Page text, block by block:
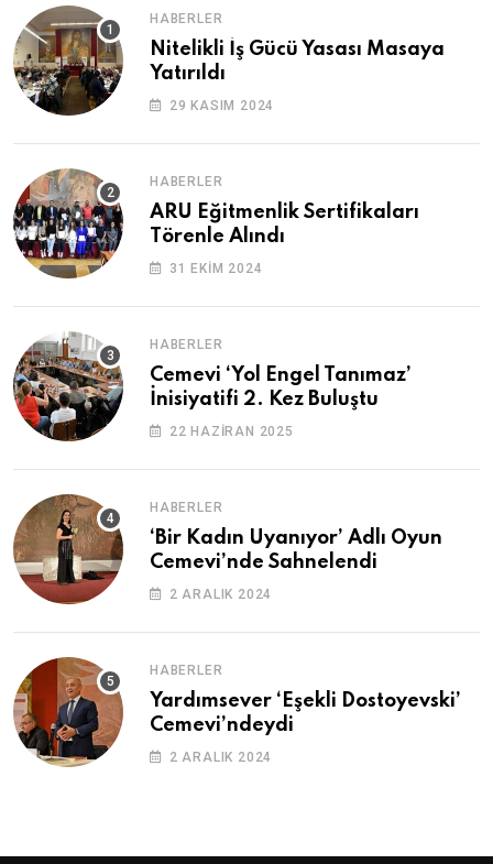
HABERLER
Nitelikli İş Gücü Yasası Masaya
Yatırıldı
29 KASIM 2024
HABERLER
ARU Eğitmenlik Sertifikaları
Törenle Alındı
31 EKIM 2024
HABERLER
Cemevi ‘Yol Engel Tanımaz’
İnisiyatifi 2. Kez Buluştu
22 HAZIRAN 2025
HABERLER
‘Bir Kadın Uyanıyor’ Adlı Oyun
Cemevi’nde Sahnelendi
2 ARALIK 2024
HABERLER
Yardımsever ‘Eşekli Dostoyevski’
Cemevi’ndeydi
2 ARALIK 2024